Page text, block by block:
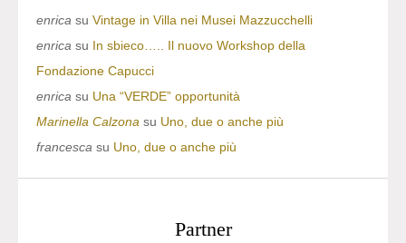
enrica su Vintage in Villa nei Musei Mazzucchelli
enrica su In sbieco….. Il nuovo Workshop della
Fondazione Capucci
enrica su Una “VERDE” opportunità
Marinella Calzona su Uno, due o anche più
francesca su Uno, due o anche più
Partner